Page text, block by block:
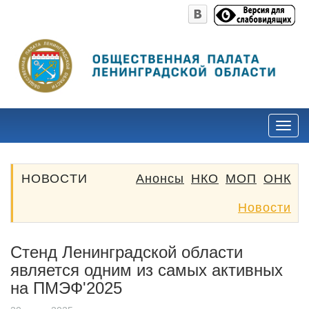
НОВОСТИ ОНК
МОП
НКО
Анонсы
Новости
Стенд Ленинградской области
является одним из самых активных
на ПМЭФ'2025